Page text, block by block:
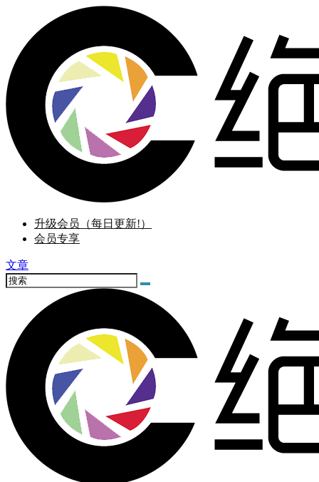
升级会员（每日更新!）
会员专享
文章